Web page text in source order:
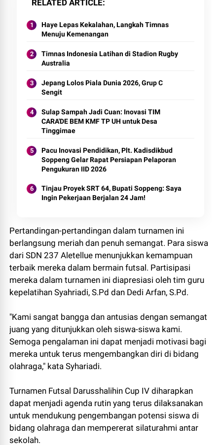
RELATED ARTICLE
Haye Lepas Kekalahan, Langkah Timnas
Menuju Kemenangan
Timnas Indonesia Latihan di Stadion Rugby
Australia
Jepang Lolos Piala Dunia 2026, Grup C
Sengit
Sulap Sampah Jadi Cuan: Inovasi TIM
CARA'DE BEM KMF TP UH untuk Desa
Tinggimae
Pacu Inovasi Pendidikan, Plt. Kadisdikbud
Soppeng Gelar Rapat Persiapan Pelaporan
Pengukuran IID 2026
Tinjau Proyek SRT 64, Bupati Soppeng: Saya
Ingin Pekerjaan Berjalan 24 Jam!
Pertandingan-pertandingan dalam turnamen ini
berlangsung meriah dan penuh semangat. Para siswa
dari SDN 237 Aletellue menunjukkan kemampuan
terbaik mereka dalam bermain futsal. Partisipasi
mereka dalam turnamen ini diapresiasi oleh tim guru
kepelatihan Syahriadi, S.Pd dan Dedi Arfan, S.Pd.
"Kami sangat bangga dan antusias dengan semangat
juang yang ditunjukkan oleh siswa-siswa kami.
Semoga pengalaman ini dapat menjadi motivasi bagi
mereka untuk terus mengembangkan diri di bidang
olahraga," kata Syhariadi.
Turnamen Futsal Darusshalihin Cup IV diharapkan
dapat menjadi agenda rutin yang terus dilaksanakan
untuk mendukung pengembangan potensi siswa di
bidang olahraga dan mempererat silaturahmi antar
sekolah.